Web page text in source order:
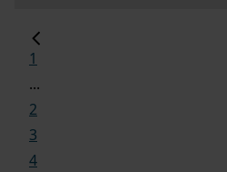
1
...
2
3
4